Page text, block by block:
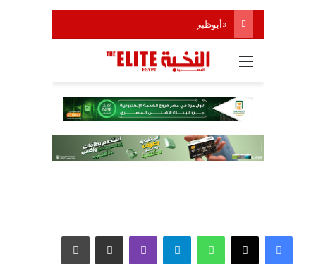
واتساب تيلقرام ڤايبر مشاركة عبر البريد طباعة